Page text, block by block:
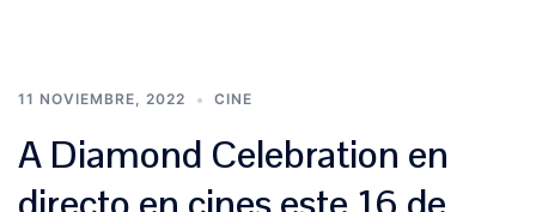
11 NOVIEMBRE, 2022 CINE
A Diamond Celebration en